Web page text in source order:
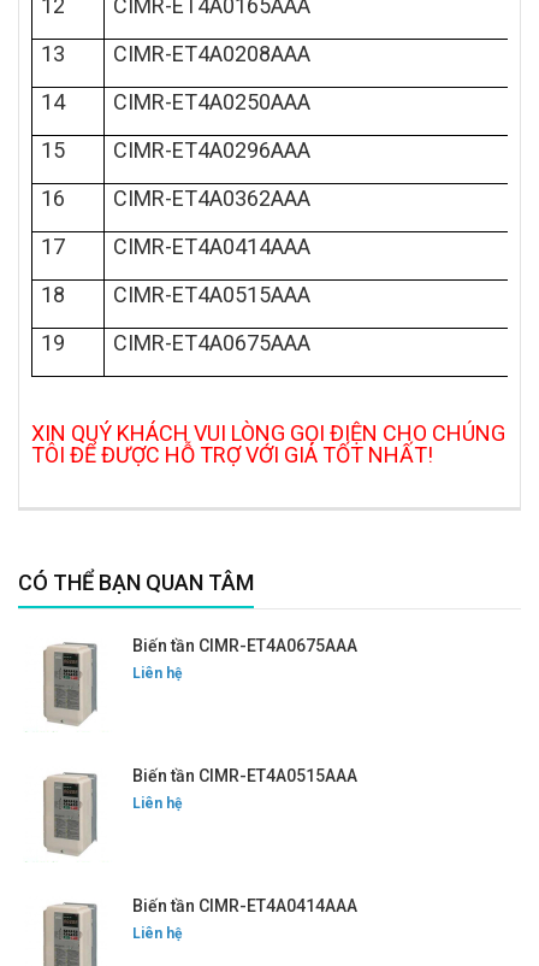
12 CIMR-ET4A0165AAA
13
CIMR-ET4A0208AAA
14
CIMR-ET4A0250AAA
15
CIMR-ET4A0296AAA
16
CIMR-ET4A0362AAA
17
CIMR-ET4A0414AAA
18
CIMR-ET4A0515AAA
19
CIMR-ET4A0675AAA
XIN QUÝ KHÁCH VUI LÒNG GỌI ĐIỆN CHO CHÚNG
TÔI ĐỂ ĐƯỢC HỖ TRỢ VỚI GIÁ TỐT NHẤT!
CÓ THỂ BẠN QUAN TÂM
Biến tần CIMR-ET4A0675AAA
Liên hệ
Biến tần CIMR-ET4A0515AAA
Liên hệ
Biến tần CIMR-ET4A0414AAA
Liên hệ